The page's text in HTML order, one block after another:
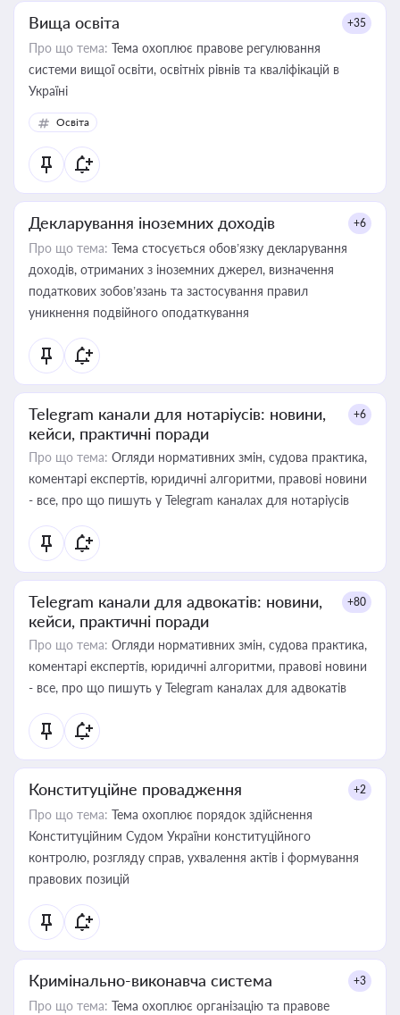
Вища освіта +35
Про що тема: Тема охоплює правове регулювання
системи вищої освіти, освітніх рівнів та кваліфікацій в
Україні
Освіта
Декларування іноземних доходів +6
Про що тема: Тема стосується обов’язку декларування
доходів, отриманих з іноземних джерел, визначення
податкових зобов’язань та застосування правил
уникнення подвійного оподаткування
Telegram канали для нотаріусів: новини,
кейси, практичні поради
+6
Про що тема: Огляди нормативних змін, судова практика,
коментарі експертів, юридичні алгоритми, правові новини
- все, про що пишуть у Telegram каналах для нотаріусів
Telegram канали для адвокатів: новини,
кейси, практичні поради
+80
Про що тема: Огляди нормативних змін, судова практика,
коментарі експертів, юридичні алгоритми, правові новини
- все, про що пишуть у Telegram каналах для адвокатів
Конституційне провадження +2
Про що тема: Тема охоплює порядок здійснення
Конституційним Судом України конституційного
контролю, розгляду справ, ухвалення актів і формування
правових позицій
Кримінально-виконавча система +3
Про що тема: Тема охоплює організацію та правове